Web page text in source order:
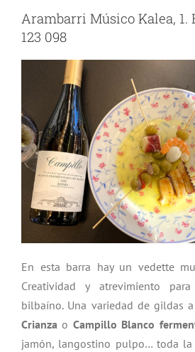
Arambarri Músico Kalea, 1.
123 098
En esta barra hay un vedette
Creatividad y atrevimiento
bilbaíno. Una variedad de gildas
Crianza o Campillo Blanco
jamón, langostino pulpo… toda la